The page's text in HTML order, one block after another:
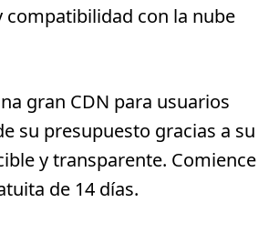
compatibilidad con la nube
gran CDN para usuarios
su presupuesto gracias a su
y transparente. Comience
de 14 días.